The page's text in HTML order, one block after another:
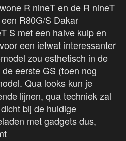
R nineT en de R nineT
R80G/S Dakar
S met een halve kuip en
een ietwat interessanter
zou esthetisch in de
eerste GS (toen nog
Qua looks kun je
lijnen, qua techniek zal
bij de huidige
met gadgets dus,